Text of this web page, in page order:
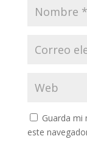
Guarda mi
este